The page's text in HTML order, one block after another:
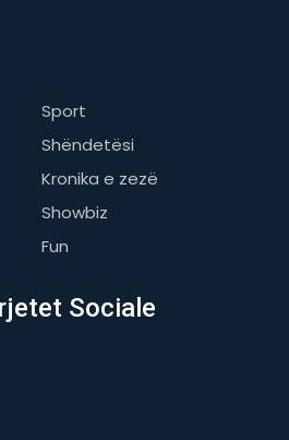
Sport
Shëndetësi
Kronika e zezë
Showbiz
Fun
Sociale